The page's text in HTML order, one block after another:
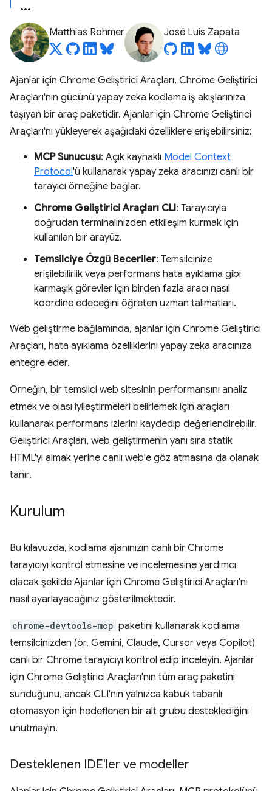
Matthias Rohmer José Luis Zapata
Ajanlar için Chrome Geliştirici Araçları, Chrome Geliştirici
Araçları'nın gücünü yapay zeka kodlama iş akışlarınıza
taşıyan bir araç paketidir. Ajanlar için Chrome Geliştirici
Araçları'nı yükleyerek aşağıdaki özelliklere erişebilirsiniz:
MCP Sunucusu: Açık kaynaklı Model Context
Protocol'ü kullanarak yapay zeka aracınızı canlı bir
tarayıcı örneğine bağlar.
Chrome Geliştirici Araçları CLI: Tarayıcıyla
doğrudan terminalinizden etkileşim kurmak için
kullanılan bir arayüz.
Temsilciye Özgü Beceriler: Temsilcinize
erişilebilirlik veya performans hata ayıklama gibi
karmaşık görevler için birden fazla aracı nasıl
koordine edeceğini öğreten uzman talimatları.
Web geliştirme bağlamında, ajanlar için Chrome Geliştirici
Araçları, hata ayıklama özelliklerini yapay zeka aracınıza
entegre eder.
Örneğin, bir temsilci web sitesinin performansını analiz
etmek ve olası iyileştirmeleri belirlemek için araçları
kullanarak performans izlerini kaydedip değerlendirebilir.
Geliştirici Araçları, web geliştirmenin yanı sıra statik
HTML'yi almak yerine canlı web'e göz atmasına da olanak
tanır.
Kurulum
Bu kılavuzda, kodlama ajanınızın canlı bir Chrome
tarayıcıyı kontrol etmesine ve incelemesine yardımcı
olacak şekilde Ajanlar için Chrome Geliştirici Araçları'nı
nasıl ayarlayacağınız gösterilmektedir.
chrome-devtools-mcp paketini kullanarak kodlama
temsilcinizden (ör. Gemini, Claude, Cursor veya Copilot)
canlı bir Chrome tarayıcıyı kontrol edip inceleyin. Ajanlar
için Chrome Geliştirici Araçları'nın tüm araç paketini
sunduğunu, ancak CLI'nın yalnızca kabuk tabanlı
otomasyon için hedeflenen bir alt grubu desteklediğini
unutmayın.
Desteklenen IDE'ler ve modeller